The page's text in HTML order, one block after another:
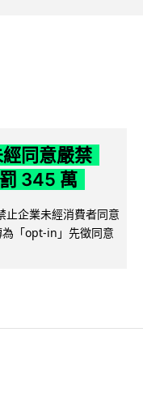
同意嚴禁
345 萬
止企業未經消費者同意
「opt-in」先徵同意